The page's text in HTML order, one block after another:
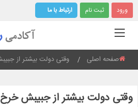
ورود ثبت نام ارتباط با ما
Current:
وقتی دولت بیشتر از صفحه اصلی
وقتی دولت بیشتر از جبیبش